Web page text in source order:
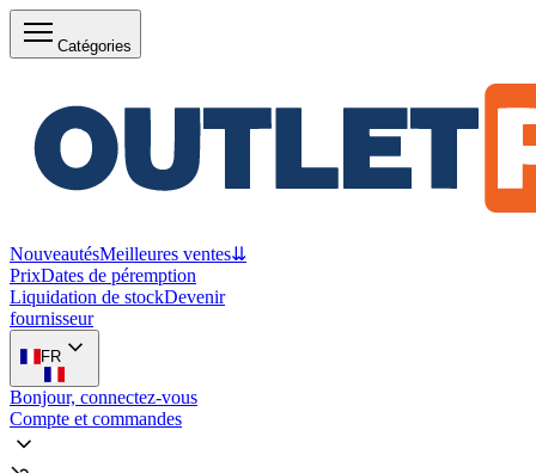
Catégories
NouveautésMeilleures ventes⇊
PrixDates de péremption
Liquidation de stockDevenir
fournisseur
FR
Bonjour, connectez-vous
Compte et commandes